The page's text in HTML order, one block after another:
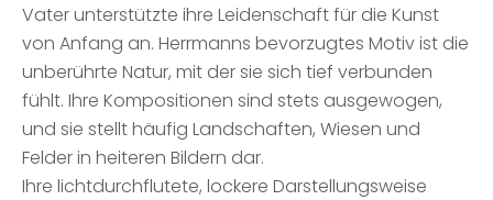
Vater unterstützte ihre Leidenschaft für die Kunst
von Anfang an. Herrmanns bevorzugtes Motiv ist die
unberührte Natur, mit der sie sich tief verbunden
fühlt. Ihre Kompositionen sind stets ausgewogen,
und sie stellt häufig Landschaften, Wiesen und
Felder in heiteren Bildern dar.
Ihre lichtdurchflutete, lockere Darstellungsweise